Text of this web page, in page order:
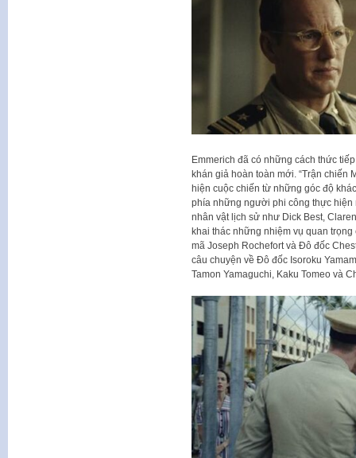
Emmerich đã có những cách thức
khán giả hoàn toàn mới. “Trận chiến
hiện cuộc chiến từ những góc độ
phía những người phi công thực hiện
nhân vật lịch sử như Dick Best,
khai thác những nhiệm vụ quan
mã Joseph Rochefort và Đô đốc
câu chuyện về Đô đốc Isoroku
Tamon Yamaguchi, Kaku Tomeo và